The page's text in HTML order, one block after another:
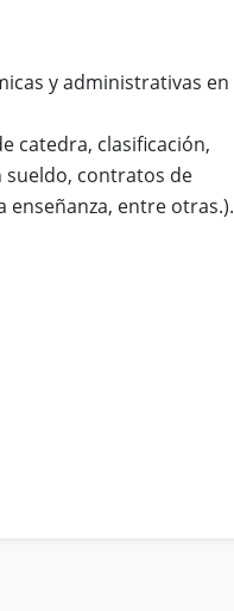
y administrativas en
catedra, clasificación,
sueldo, contratos de
entre otras.).